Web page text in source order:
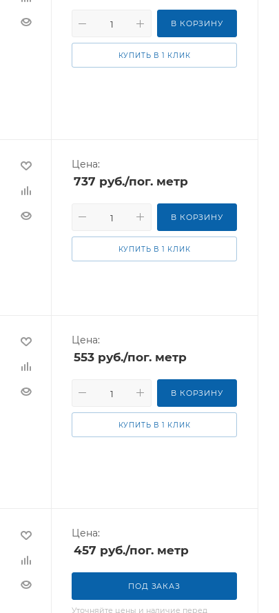
В КОРЗИНУ
КУПИТЬ В 1 КЛИК
Цена:
737 руб./пог. метр
В КОРЗИНУ
КУПИТЬ В 1 КЛИК
Цена:
553 руб./пог. метр
В КОРЗИНУ
КУПИТЬ В 1 КЛИК
Цена:
457 руб./пог. метр
ПОД ЗАКАЗ
Уточняйте цены и наличие перед